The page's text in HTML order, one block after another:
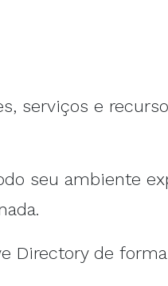
serviços e
seu ambiente
Directory de forma